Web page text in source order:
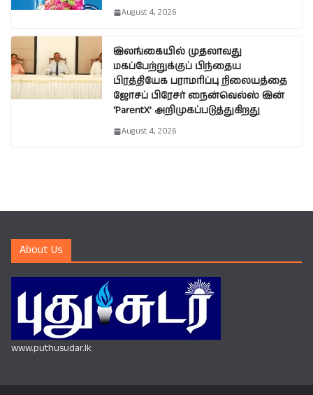
August 4, 2026
இலங்கையில் முதலாவது
மகப்பேற்றுக்குப் பிந்தைய
பிரத்தியேக பராமரிப்பு நிலையத்தை
ஜோசப் பிரேசர் நைன்வெல்ஸ் இன்
‘ParentX’ அறிமுகப்படுத்துகிறது
August 4, 2026
About Us
www.puthusudar.lk